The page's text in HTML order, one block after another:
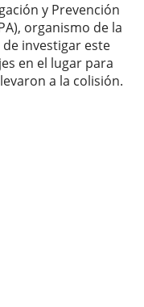
y Prevención
organismo de la
investigar este
en el lugar para
a la colisión.